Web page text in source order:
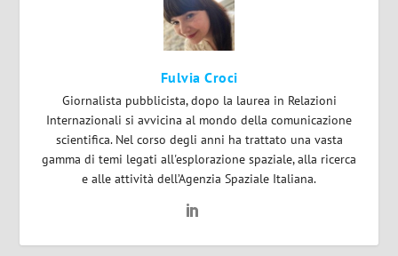
Fulvia Croci
Giornalista pubblicista, dopo la laurea in Relazioni
Internazionali si avvicina al mondo della comunicazione
scientifica. Nel corso degli anni ha trattato una vasta
gamma di temi legati all'esplorazione spaziale, alla ricerca
e alle attività dell’Agenzia Spaziale Italiana.